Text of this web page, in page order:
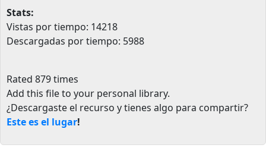
Stats:
Vistas por tiempo: 14218
Descargadas por tiempo: 5988
Rated 879 times
Add this file to your personal library.
¿Descargaste el recurso y tienes algo para compartir?
Este es el lugar!